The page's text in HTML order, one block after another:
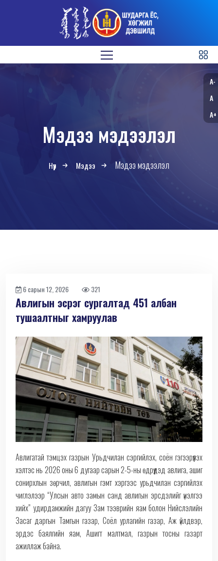
Мэдээ мэдээлэл
Нүүр Мэдээ Мэдээ мэдээлэл
6 сарын 12, 2026 321
Авлигын эсрэг сургалтад 451 албан
тушаалтныг хамруулав
Авлигатай тэмцэх газрын Урьдчилан сэргийлэх, соён гэгээрүүлэх
хэлтэс нь 2026 оны 6 дугаар сарын 2-5-ны өдрүүдэд авлига, ашиг
сонирхлын зөрчил, авлигын гэмт хэргээс урьдчилан сэргийлэх
чиглэлээр “Улсын авто замын санд авлигын эрсдэлийг үнэлгээ
хийх” удирдамжийн дагуу Зам тээврийн яам болон Нийслэлийн
Засаг даргын Тамгын газар, Соёл урлагийн газар, Аж үйлдвэр,
эрдэс баялгийн яам, Ашигт малтмал, газрын тосны газарт
ажиллаж байна.
A-
A
A+